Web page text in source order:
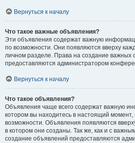
Вернуться к началу
Что такое важные объявления?
Эти объявления содержат важную
по возможности. Они появляются вверху
личном разделе. Права на создание важных
предоставляются администратором
Вернуться к началу
Что такое объявления?
Объявления чаще всего содержат важную
котором вы находитесь в настоящий
возможности. Объявления появляются
в котором они созданы. Так же, как и с
создание объявлений предоставляются